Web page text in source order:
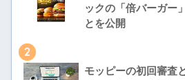
ックの「倍バーガー
とを公開
2
モッピーの初回審査